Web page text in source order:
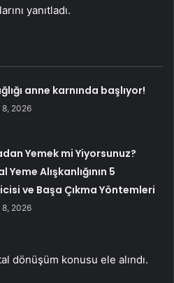
yanıtladı.
anne karnında başlıyor!
8, 2026
Yemek mi Yiyorsunuz?
Yeme Alışkanlığının 5
ve Başa Çıkma Yöntemleri
8, 2026
dönüşüm konusu ele alındı.